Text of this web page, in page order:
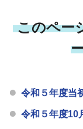
このペー
令和５年度当
令和５年度10